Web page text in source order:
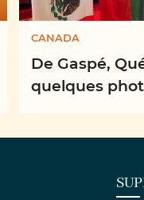
CANADA
De Gaspé,
quelques